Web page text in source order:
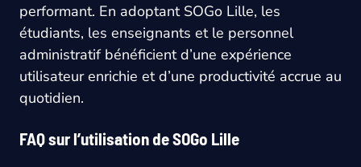
performant. En adoptant SOGo Lille, les
étudiants, les enseignants et le personnel
administratif bénéficient d’une expérience
utilisateur enrichie et d’une productivité accrue au
quotidien.
FAQ sur l’utilisation de SOGo Lille